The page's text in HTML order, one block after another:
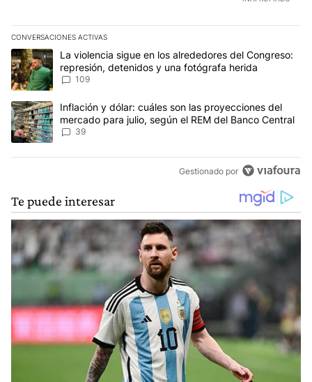
CONVERSACIONES ACTIVAS
Este listado muestra los artículos con más comentarios en los
Un artículo de tendencia con el título "La violencia sigue en los
La violencia sigue en los alrededores del Congreso:
represión, detenidos y una fotógrafa herida
109
Un artículo de tendencia con el título "Inflación y dólar: cuáles
Inflación y dólar: cuáles son las proyecciones del
mercado para julio, según el REM del Banco Central
39
Gestionado por